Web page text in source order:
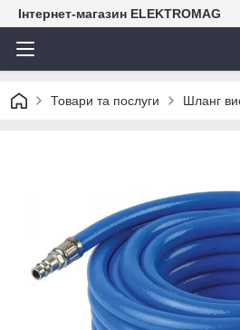
Інтернет-магазин ELEKTROMAG
Товари та послуги Шланг